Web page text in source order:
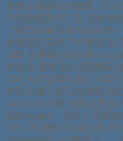
是现在最著名的联盟, 它可
页内容相关的广告,这就增
了网页的美观和内容的统
你踏踏实实的,不作弊的话,
这里,我要指出的就是
的标准,要求是必须是拥有
点大大的阻碍的我们对其
的完全属于自己的博客,其
adsense,但是,但是,这里
品blogspot, 他是不受限制
况下,申请是可以通过的,所